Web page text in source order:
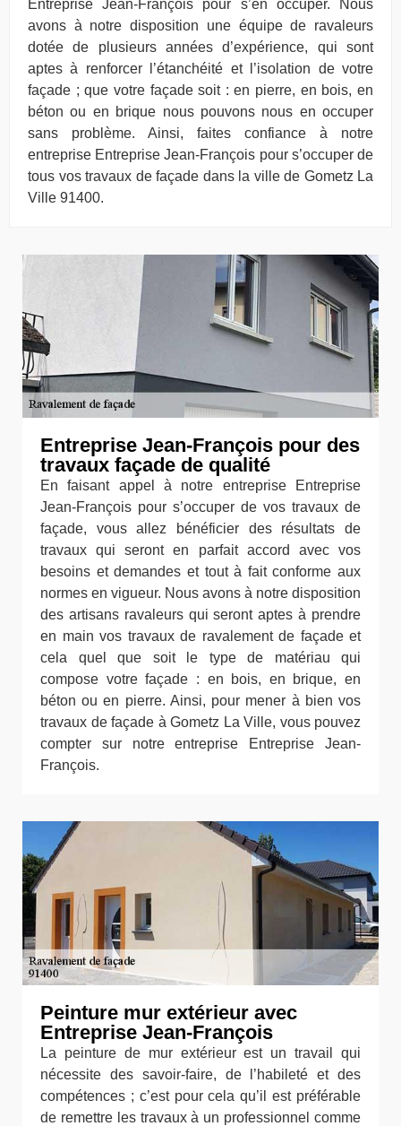
Entreprise Jean-François pour s’en occuper. Nous
avons à notre disposition une équipe de ravaleurs
dotée de plusieurs années d’expérience, qui sont
aptes à renforcer l’étanchéité et l’isolation de votre
façade ; que votre façade soit : en pierre, en bois, en
béton ou en brique nous pouvons nous en occuper
sans problème. Ainsi, faites confiance à notre
entreprise Entreprise Jean-François pour s’occuper de
tous vos travaux de façade dans la ville de Gometz La
Ville 91400.
Entreprise Jean-François pour des
travaux façade de qualité
En faisant appel à notre entreprise Entreprise
Jean-François pour s’occuper de vos travaux de
façade, vous allez bénéficier des résultats de
travaux qui seront en parfait accord avec vos
besoins et demandes et tout à fait conforme aux
normes en vigueur. Nous avons à notre disposition
des artisans ravaleurs qui seront aptes à prendre
en main vos travaux de ravalement de façade et
cela quel que soit le type de matériau qui
compose votre façade : en bois, en brique, en
béton ou en pierre. Ainsi, pour mener à bien vos
travaux de façade à Gometz La Ville, vous pouvez
compter sur notre entreprise Entreprise Jean-
François.
Peinture mur extérieur avec
Entreprise Jean-François
La peinture de mur extérieur est un travail qui
nécessite des savoir-faire, de l’habileté et des
compétences ; c’est pour cela qu’il est préférable
de remettre les travaux à un professionnel comme